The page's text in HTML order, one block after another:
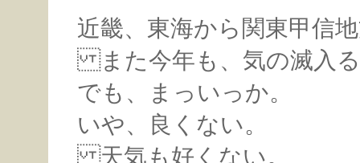
近畿、東海から関東甲信
また今年も、気の滅入
でも、まっいっか。
いや、良くない。
天気も好くない。